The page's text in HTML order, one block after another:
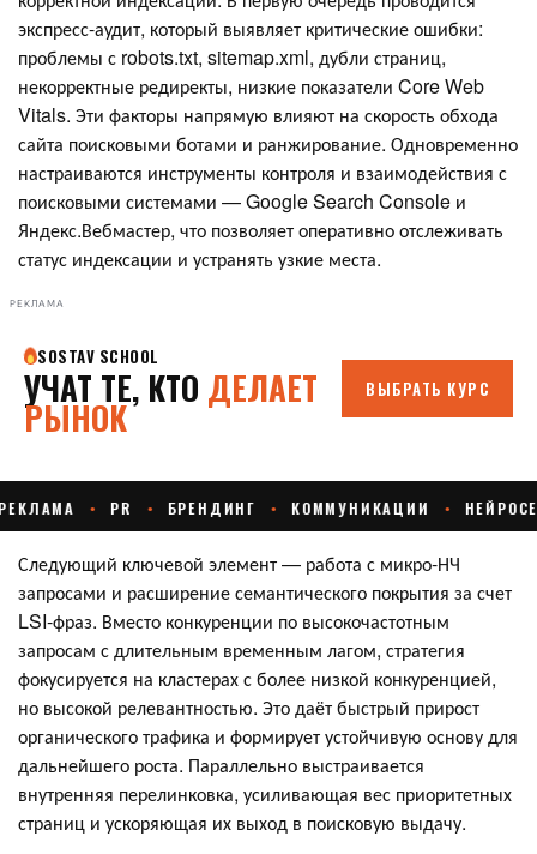
экспресс-аудит, который выявляет критические ошибки:
проблемы с robots.txt, sitemap.xml, дубли страниц,
некорректные редиректы, низкие показатели Core Web
Vitals. Эти факторы напрямую влияют на скорость обхода
сайта поисковыми ботами и ранжирование. Одновременно
настраиваются инструменты контроля и взаимодействия с
поисковыми системами — Google Search Console и
Яндекс.Вебмастер, что позволяет оперативно отслеживать
статус индексации и устранять узкие места.
РЕКЛАМА
Следующий ключевой элемент — работа с микро-НЧ
запросами и расширение семантического покрытия за счет
LSI-фраз. Вместо конкуренции по высокочастотным
запросам с длительным временным лагом, стратегия
фокусируется на кластерах с более низкой конкуренцией,
но высокой релевантностью. Это даёт быстрый прирост
органического трафика и формирует устойчивую основу для
дальнейшего роста. Параллельно выстраивается
внутренняя перелинковка, усиливающая вес приоритетных
страниц и ускоряющая их выход в поисковую выдачу.